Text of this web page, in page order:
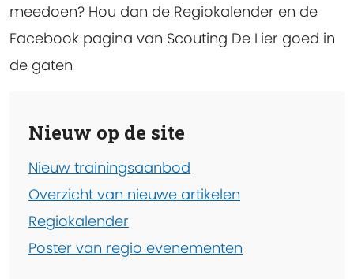
meedoen? Hou dan de Regiokalender en de
Facebook pagina van Scouting De Lier goed in
de gaten
Nieuw op de site
Nieuw trainingsaanbod
Overzicht van nieuwe artikelen
Regiokalender
Poster van regio evenementen